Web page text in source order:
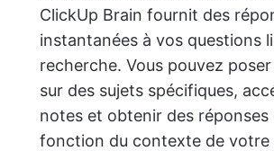
ClickUp Brain fournit des
instantanées à vos questions
recherche. Vous pouvez
sur des sujets spécifiques,
notes et obtenir des réponses
fonction du contexte de votre